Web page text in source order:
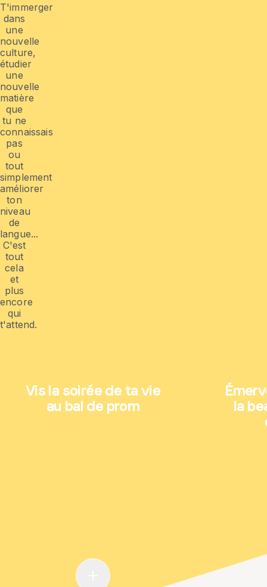
T'immerger
dans
une
nouvelle
culture,
étudier
une
nouvelle
matière
que
tu ne
connaissais
pas
ou
tout
simplement
améliorer
ton
niveau
de
langue...
C'est
tout
cela
et
plus
encore
qui
t'attend.
Vis la soirée de ta vie
au bal de prom
la